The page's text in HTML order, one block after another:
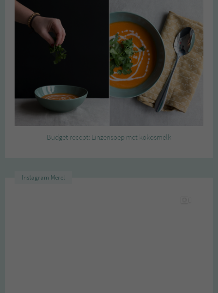
Budget recept: Linzensoep met kokosmelk
Instagram Merel